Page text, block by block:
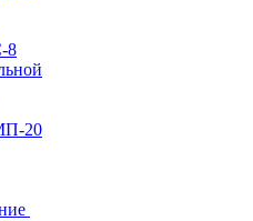
8
20